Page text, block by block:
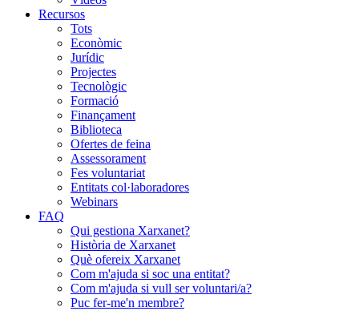
Recursos
Tots
Econòmic
Jurídic
Projectes
Tecnològic
Formació
Finançament
Biblioteca
Ofertes de feina
Assessorament
Fes voluntariat
Entitats col·laboradores
Webinars
FAQ
Qui gestiona Xarxanet?
Història de Xarxanet
Què ofereix Xarxanet
Com m'ajuda si soc una entitat?
Com m'ajuda si vull ser voluntari/a?
Puc fer-me'n membre?